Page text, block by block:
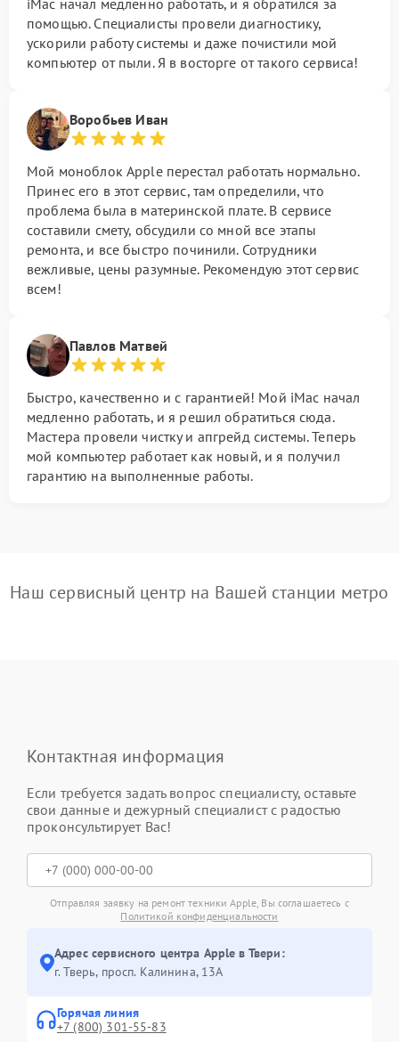
iMac начал медленно работать, и я обратился за
помощью. Специалисты провели диагностику,
ускорили работу системы и даже почистили мой
компьютер от пыли. Я в восторге от такого сервиса!
Воробьев Иван
Мой моноблок Apple перестал работать нормально.
Принес его в этот сервис, там определили, что
проблема была в материнской плате. В сервисе
составили смету, обсудили со мной все этапы
ремонта, и все быстро починили. Сотрудники
вежливые, цены разумные. Рекомендую этот сервис
всем!
Павлов Матвей
Быстро, качественно и с гарантией! Мой iMac начал
медленно работать, и я решил обратиться сюда.
Мастера провели чистку и апгрейд системы. Теперь
мой компьютер работает как новый, и я получил
гарантию на выполненные работы.
Наш сервисный центр на Вашей станции метро
Контактная информация
Если требуется задать вопрос специалисту, оставьте
свои данные и дежурный специалист с радостью
проконсультирует Вас!
Отправляя заявку на ремонт техники Apple, Вы соглашаетесь с
Политикой конфиденциальности
Адрес сервисного центра Apple в Твери:
г. Тверь, просп. Калинина, 13А
Горячая линия
+7 (800) 301-55-83